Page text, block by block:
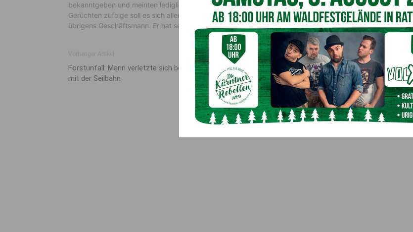
bekanntgeben und meinten lediglich, dass sie den gemeinsamen Auftritt nicht kommentieren würden.
Gerüchten zufolge soll es sich allerdings um eine On-Off-Beziehung handeln. Der jüngste Gabalier ist
übrigens Geschäftsmann. Er hat seinen eigenen Gin, “Gin Toni”.
Forstunfall: Mann verletzte sich beim Arbeiten
mit der Seilbahn
Nächster Artikel
Erfolgreiches Vulgonamensprojekt des Landes
Kärnten wird fortgesetzt